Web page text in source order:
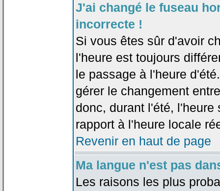
J'ai changé le fuseau
incorrecte !
Si vous êtes sûr d'avoir
l'heure est toujours
le passage à l'heure
gérer le changement
donc, durant l'été, l'heure
rapport à l'heure locale
Revenir en haut de page
Ma langue n'est pas
Les raisons les plus